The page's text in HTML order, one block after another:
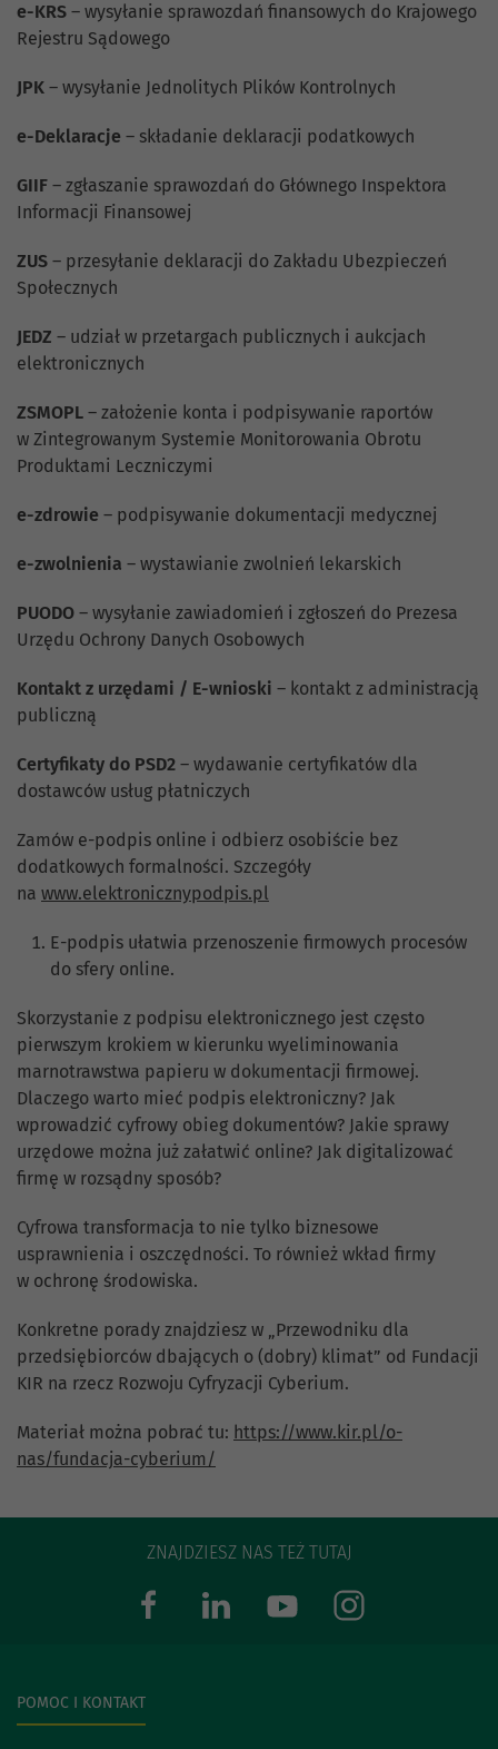
e-KRS – wysyłanie sprawozdań finansowych do Krajowego
Rejestru Sądowego
JPK – wysyłanie Jednolitych Plików Kontrolnych
e-Deklaracje – składanie deklaracji podatkowych
GIIF – zgłaszanie sprawozdań do Głównego Inspektora
Informacji Finansowej
ZUS – przesyłanie deklaracji do Zakładu Ubezpieczeń
Społecznych
JEDZ – udział w przetargach publicznych i aukcjach
elektronicznych
ZSMOPL – założenie konta i podpisywanie raportów
w Zintegrowanym Systemie Monitorowania Obrotu
Produktami Leczniczymi
e-zdrowie – podpisywanie dokumentacji medycznej
e-zwolnienia – wystawianie zwolnień lekarskich
PUODO – wysyłanie zawiadomień i zgłoszeń do Prezesa
Urzędu Ochrony Danych Osobowych
Kontakt z urzędami / E-wnioski – kontakt z administracją
publiczną
Certyfikaty do PSD2 – wydawanie certyfikatów dla
dostawców usług płatniczych
Zamów e-podpis online i odbierz osobiście bez
dodatkowych formalności. Szczegóły
na www.elektronicznypodpis.pl
E-podpis ułatwia przenoszenie firmowych procesów
do sfery online.
Skorzystanie z podpisu elektronicznego jest często
pierwszym krokiem w kierunku wyeliminowania
marnotrawstwa papieru w dokumentacji firmowej.
Dlaczego warto mieć podpis elektroniczny? Jak
wprowadzić cyfrowy obieg dokumentów? Jakie sprawy
urzędowe można już załatwić online? Jak digitalizować
firmę w rozsądny sposób?
Cyfrowa transformacja to nie tylko biznesowe
usprawnienia i oszczędności. To również wkład firmy
w ochronę środowiska.
Konkretne porady znajdziesz w „Przewodniku dla
przedsiębiorców dbających o (dobry) klimat” od Fundacji
KIR na rzecz Rozwoju Cyfryzacji Cyberium.
Materiał można pobrać tu: https://www.kir.pl/o-
nas/fundacja-cyberium/
ZNAJDZIESZ NAS TEŻ TUTAJ
POMOC I KONTAKT